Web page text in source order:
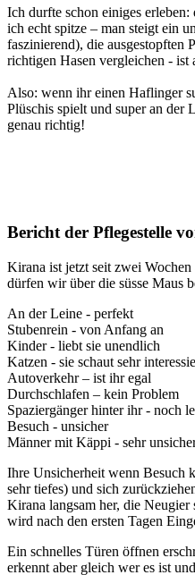
Ich durfte schon einiges
ich echt spitze – man steigt ein
faszinierend), die ausgestopften
richtigen Hasen vergleichen -
Also: wenn ihr einen Haflinger
Plüschis spielt und super an der
genau richtig!
Bericht der Pflegestelle
Kirana ist jetzt seit zwei
dürfen wir über die süsse Maus
An der Leine - perfekt
Stubenrein - von Anfang an
Kinder - liebt sie unendlich
Katzen - sie schaut sehr
Autoverkehr – ist ihr egal
Durchschlafen – kein Problem
Spaziergänger hinter ihr - noch
Besuch - unsicher
Männer mit Käppi - sehr
Ihre Unsicherheit wenn Besuch
sehr tiefes) und sich
Kirana langsam her, die Neugier
wird nach den ersten Tagen
Ein schnelles Türen öffnen
erkennt aber gleich wer es ist